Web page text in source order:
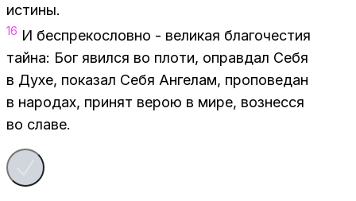
ис­ти­ны.
16 И бес­пре­ко­слов­но - ве­ли­кая бла­го­че­стия
тай­на: Бог явил­ся во пло­ти, оправ­дал Себя
в Духе, по­ка­зал Себя Ан­ге­лам, про­по­ве­дан
в на­ро­дах, при­нят ве­рою в мире, воз­нес­ся
во сла­ве.